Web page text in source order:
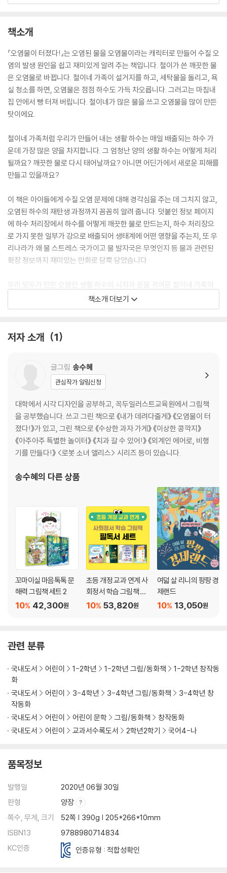
책소개
『오염물이 터졌다!』는 오염된 물을 오염물이라는 캐릭터로 만들어 수질 오
염의 발생 원인을 쉽고 재미있게 알려 주는 책입니다. 철이가 쓴 깨끗한 물
은 오염물로 바뀝니다. 철이네 가족이 설거지를 하고, 세탁물을 돌리고, 욕
실 청소를 하면, 오염물은 점점 하수도 가득 차오릅니다. 그러고는 마침내
집 안에서 빵 터져 버립니다. 철이네가 많은 물을 쓰고 오염물을 많이 만든
탓이에요.
철이네 가족처럼 우리가 만들어 내는 생활 하수는 매일 배출되는 하수 가
운데 가장 많은 양을 차지합니다. 그 엄청난 양의 생활 하수는 어떻게 처리
될까요? 깨끗한 물로 다시 태어날까요? 아니면 어딘가에서 새로운 피해를
만들고 있을까요?
이 책은 아이들에게 수질 오염 문제에 대해 경각심을 주는 데 그치지 않고,
오염된 하수의 재탄생 과정까지 꼼꼼히 알려 줍니다. 덧붙인 정보 페이지
에 하수 처리장에서 하수를 어떻게 깨끗한 물로 만드는지, 하수 처리장으
로 가지 못한 일부가 강으로 배출되어 생태계에 어떤 영향을 주는지, 또 우
리나라가 왜 물 스트레스 국가이고 물 발자국은 무엇인지 등 물과 관련된
확장 정보까지 재미있는 만화로 담뿍 담았습니다
우리 모두가 만든 오염인 생활 하수의 시작과 끝을 귀여운 철이네 가족의
이야기로 만나는 환경 그림책입니다. 책을 다 읽으면 어느덧 철이처럼 에
코 지능이 높은 어린이가 될 수 있을 거예요!
책소개 더보기
저자 소개 1
글그림 송수혜
관심작가 알림신청
대학에서 시각 디자인을 공부하고, 꼭두일러스트교육원에서 그림책
을 공부했습니다. 쓰고 그린 책으로 《내가 데려다줄게》 《오염물이 터
졌다!》가 있고, 그린 책으로 《수상한 과자 가게》 《이상한 콩깍지》
《아주아주 특별한 놀이터》 《치과 갈 수 있어!》 《외계인 에어로, 비행
기를 만들다!》 <로봇 소녀 앨리스> 시리즈 등이 있습니다.
송수혜의 다른 상품
꼬마이실 마음톡톡 문
해력 그림책 세트 2
42,300원
10%
초등 개정 교과 연계 사
회정서 학습 그림책 세
트
53,820원
10%
여덟 살 리니의 팡팡 경
제랜드
13,050원
10%
관련 분류
국내도서 어린이 1-2학년 1-2학년 그림/동화책
1-2학년 창작동
화
국내도서
어린이 3-4학년 3-4학년 그림/동화책
3-4학년 창
작동화
국내도서
어린이 어린이 문학 그림/동화책
창작동화
국내도서
어린이 교과서수록도서 2학년2학기 국어4-나
품목정보
발행일
2020년 06월 30일
판형
양장
쪽수, 무게, 크기
52쪽 | 390g | 205*266*10mm
ISBN13
9788980714834
KC인증
인증유형 : 적합성확인